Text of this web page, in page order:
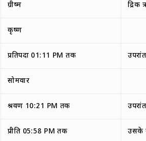
ग्रीष्म द्रिक
कृष्ण
प्रतिपदा 01:11 PM तक उपरांत
सोमवार
श्रवण 10:21 PM तक
प्रीति 05:58 PM तक उसके